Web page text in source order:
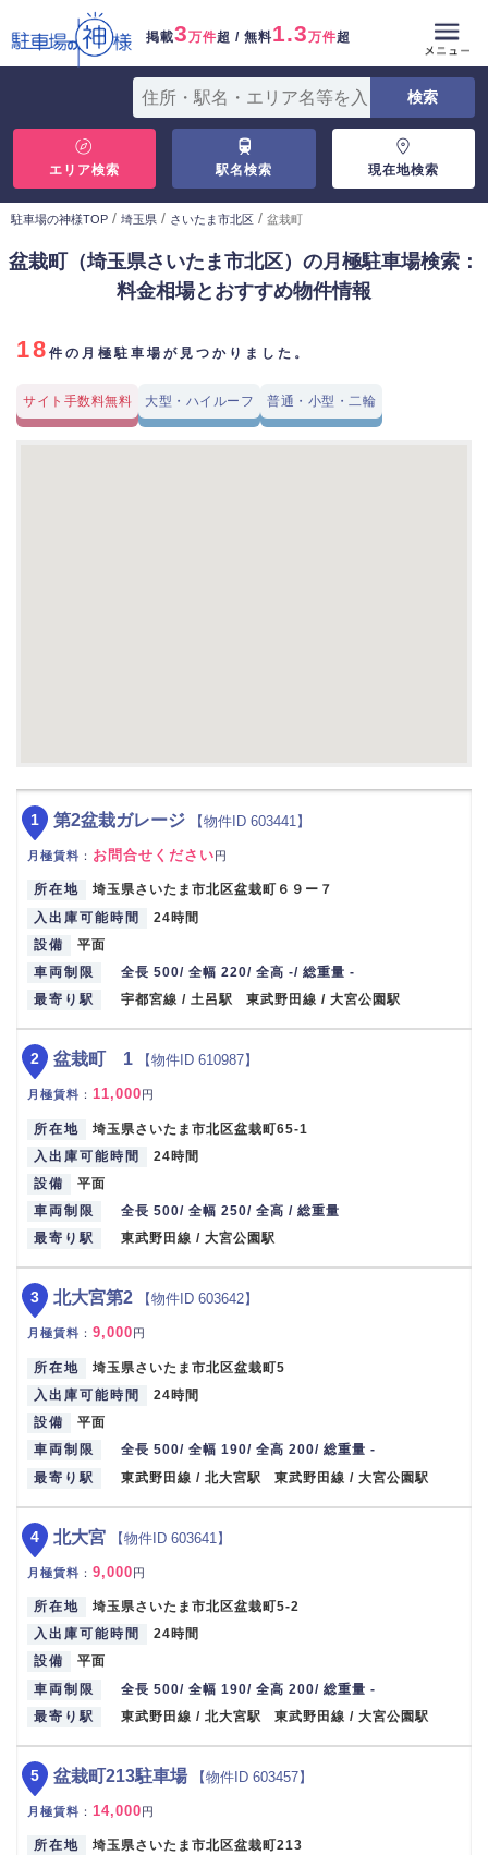
掲載3万件超 / 無料1.3万件超
エリア検索 駅名検索 現在地検索
駐車場の神様TOP / 埼玉県 / さいたま市北区 / 盆栽町
盆栽町（埼玉県さいたま市北区）の月極駐車場検索：
料金相場とおすすめ物件情報
18 件の月極駐車場が見つかりました。
サイト手数料無料 大型・ハイルーフ 普通・小型・二輪
第2盆栽ガレージ 【物件ID 603441】
月極賃料 ： お問合せください円
所在地
埼玉県さいたま市北区盆栽町６９ー７
入出庫可能時間
24時間
設備
平面
車両制限
全長 500/ 全幅 220/ 全高 -/ 総重量 -
最寄り駅
宇都宮線 / 土呂駅 東武野田線 / 大宮公園駅
1
盆栽町 1 【物件ID 610987】
月極賃料 ： 11,000 円
所在地
埼玉県さいたま市北区盆栽町65-1
入出庫可能時間
24時間
設備
平面
車両制限
全長 500/ 全幅 250/ 全高 / 総重量
最寄り駅
東武野田線 / 大宮公園駅
2
北大宮第2 【物件ID 603642】
月極賃料 ： 9,000 円
所在地
埼玉県さいたま市北区盆栽町5
入出庫可能時間
24時間
設備
平面
車両制限
全長 500/ 全幅 190/ 全高 200/ 総重量 -
最寄り駅
東武野田線 / 北大宮駅 東武野田線 / 大宮公園駅
3
北大宮 【物件ID 603641】
月極賃料 ： 9,000円
所在地
埼玉県さいたま市北区盆栽町5-2
入出庫可能時間
24時間
設備
平面
車両制限
全長 500/ 全幅 190/ 全高 200/ 総重量 -
最寄り駅
東武野田線 / 北大宮駅 東武野田線 / 大宮公園駅
4
盆栽町213駐車場 【物件ID 603457】
月極賃料 ： 14,000円
所在地
埼玉県さいたま市北区盆栽町213
5